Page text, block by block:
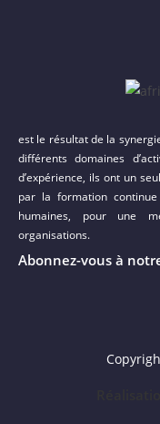
est le résultat de la
différents domaines
d’expérience, ils ont un
par la formation
humaines, pour une
organisations.
Abonnez-vous à